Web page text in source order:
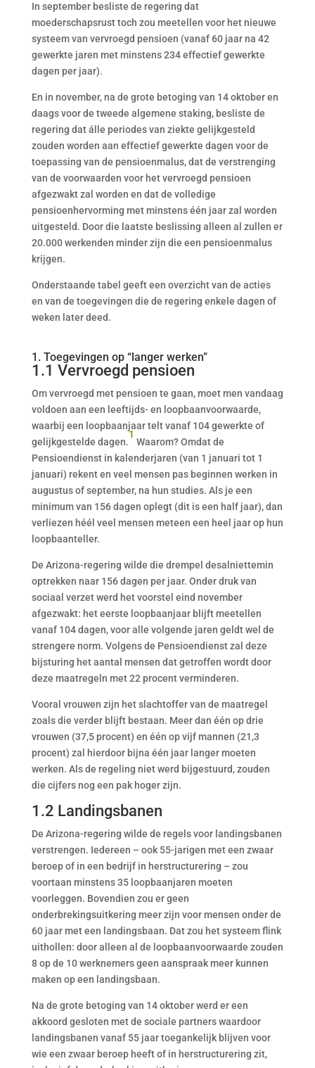
In september besliste de regering dat
moederschapsrust toch zou meetellen voor het nieuwe
systeem van vervroegd pensioen (vanaf 60 jaar na 42
gewerkte jaren met minstens 234 effectief gewerkte
dagen per jaar).
En in november, na de grote betoging van 14 oktober en
daags voor de tweede algemene staking, besliste de
regering dat álle periodes van ziekte gelijkgesteld
zouden worden aan effectief gewerkte dagen voor de
toepassing van de pensioenmalus, dat de verstrenging
van de voorwaarden voor het vervroegd pensioen
afgezwakt zal worden en dat de volledige
pensioenhervorming met minstens één jaar zal worden
uitgesteld. Door die laatste beslissing alleen al zullen er
20.000 werkenden minder zijn die een pensioenmalus
krijgen.
Onderstaande tabel geeft een overzicht van de acties
en van de toegevingen die de regering enkele dagen of
weken later deed.
1. Toegevingen op “langer werken”
1.1 Vervroegd pensioen
Om vervroegd met pensioen te gaan, moet men vandaag
voldoen aan een leeftijds- en loopbaanvoorwaarde,
waarbij een loopbaanjaar telt vanaf 104 gewerkte of
gelijkgestelde dagen.
1
Waarom? Omdat de
Pensioendienst in kalenderjaren (van 1 januari tot 1
januari) rekent en veel mensen pas beginnen werken in
augustus of september, na hun studies. Als je een
minimum van 156 dagen oplegt (dit is een half jaar), dan
verliezen héél veel mensen meteen een heel jaar op hun
loopbaanteller.
De Arizona-regering wilde die drempel desalniettemin
optrekken naar 156 dagen per jaar. Onder druk van
sociaal verzet werd het voorstel eind november
afgezwakt: het eerste loopbaanjaar blijft meetellen
vanaf 104 dagen, voor alle volgende jaren geldt wel de
strengere norm. Volgens de Pensioendienst zal deze
bijsturing het aantal mensen dat getroffen wordt door
deze maatregeln met 22 procent verminderen.
Vooral vrouwen zijn het slachtoffer van de maatregel
zoals die verder blijft bestaan. Meer dan één op drie
vrouwen (37,5 procent) en één op vijf mannen (21,3
procent) zal hierdoor bijna één jaar langer moeten
werken. Als de regeling niet werd bijgestuurd, zouden
die cijfers nog een pak hoger zijn.
1.2 Landingsbanen
De Arizona-regering wilde de regels voor landingsbanen
verstrengen. Iedereen – ook 55-jarigen met een zwaar
beroep of in een bedrijf in herstructurering – zou
voortaan minstens 35 loopbaanjaren moeten
voorleggen. Bovendien zou er geen
onderbrekingsuitkering meer zijn voor mensen onder de
60 jaar met een landingsbaan. Dat zou het systeem flink
uithollen: door alleen al de loopbaanvoorwaarde zouden
8 op de 10 werknemers geen aanspraak meer kunnen
maken op een landingsbaan.
Na de grote betoging van 14 oktober werd er een
akkoord gesloten met de sociale partners waardoor
landingsbanen vanaf 55 jaar toegankelijk blijven voor
wie een zwaar beroep heeft of in herstructurering zit,